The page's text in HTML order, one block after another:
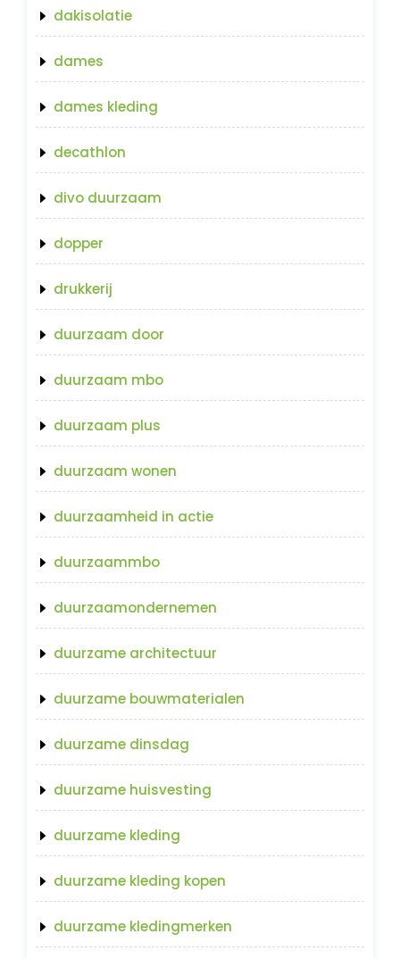
dakisolatie
dames
dames kleding
decathlon
divo duurzaam
dopper
drukkerij
duurzaam door
duurzaam mbo
duurzaam plus
duurzaam wonen
duurzaamheid in actie
duurzaammbo
duurzaamondernemen
duurzame architectuur
duurzame bouwmaterialen
duurzame dinsdag
duurzame huisvesting
duurzame kleding
duurzame kleding kopen
duurzame kledingmerken